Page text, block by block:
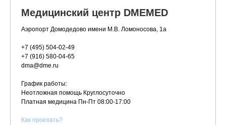
Медицинский центр DMEMED
Аэропорт Домодедово имени М.В. Ломоносова, 1а
+7 (495) 504-02-49
+7 (916) 580-04-65
dma@dme.ru
График работы:
Неотложная помощь Круглосуточно
Платная медицина Пн-Пт 08:00-17:00
Как проехать?